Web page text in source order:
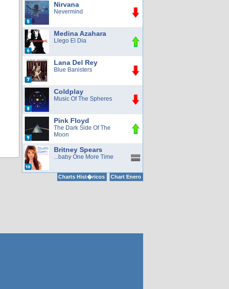
Nirvana
Nevermind
Medina Azahara
Llego El Dia
Lana Del Rey
Blue Banisters
Coldplay
Music Of The Spheres
Pink Floyd
The Dark Side Of The
Moon
Britney Spears
...baby One More Time
Charts Hist�ricos Chart Enero